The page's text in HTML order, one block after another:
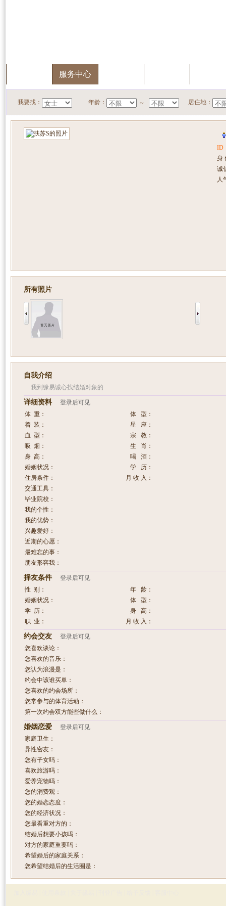
服务中心
我要找： 年龄： ～ 居住地：
ID
身
诚
人
所有照片
自我介绍
我到缘易诚心找结婚对象的
详细资料 登录后可见
体 重：
体 型：
着 装：
星 座：
血 型：
宗 教：
吸 烟：
生 肖：
身 高：
喝 酒：
婚姻状况：
学 历：
住房条件：
月 收 入：
交通工具：
毕业院校：
我的个性：
我的优势：
兴趣爱好：
近期的心愿：
最难忘的事：
朋友形容我：
择友条件 登录后可见
性 别：
年 龄：
婚姻状况：
体 型：
学 历：
身 高：
职 业：
月 收 入：
约会交友 登录后可见
您喜欢谈论：
您喜欢的音乐：
您认为浪漫是：
约会中该谁买单：
您喜欢的约会场所：
您常参与的体育活动：
第一次约会双方能些做什么：
婚姻恋爱 登录后可见
家庭卫生：
异性密友：
您有子女吗：
喜欢旅游吗：
爱养宠物吗：
您的消费观：
您的婚恋态度：
您的经济状况：
您最看重对方的：
结婚后想要小孩吗：
对方的家庭重要吗：
希望婚后的家庭关系：
您希望结婚后的生活圈是：